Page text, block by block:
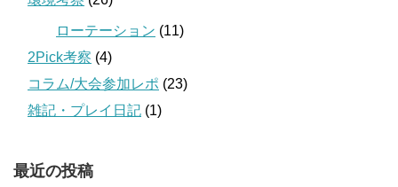
ローテーション (11)
2Pick考察 (4)
コラム/大会参加レポ (23)
雑記・プレイ日記 (1)
最近の投稿